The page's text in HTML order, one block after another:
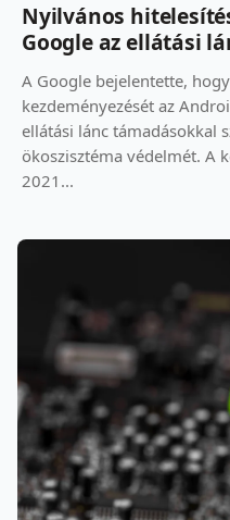
Nyilvános
Google az ellátási
A Google bejelentette,
kezdeményezését az
ellátási lánc támadásokkal
ökoszisztéma védelmét. A
2021...